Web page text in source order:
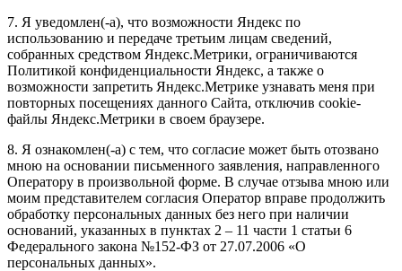
7. Я уведомлен(-а), что возможности Яндекс по
использованию и передаче третьим лицам сведений,
собранных средством Яндекс.Метрики, ограничиваются
Политикой конфиденциальности Яндекс, а также о
возможности запретить Яндекс.Метрике узнавать меня при
повторных посещениях данного Сайта, отключив cookie-
файлы Яндекс.Метрики в своем браузере.
8. Я ознакомлен(-а) с тем, что согласие может быть отозвано
мною на основании письменного заявления, направленного
Оператору в произвольной форме. В случае отзыва мною или
моим представителем согласия Оператор вправе продолжить
обработку персональных данных без него при наличии
оснований, указанных в пунктах 2 – 11 части 1 статьи 6
Федерального закона №152-ФЗ от 27.07.2006 «О
персональных данных».